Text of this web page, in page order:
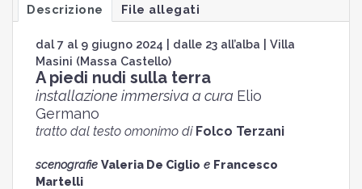
Descrizione File allegati
dal 7 al 9 giugno 2024 | dalle 23 all’alba | Villa
Masini (Massa Castello)
A piedi nudi sulla terra
installazione immersiva a cura Elio
Germano
tratto dal testo omonimo di Folco Terzani
scenografie Valeria De Ciglio e Francesco
Martelli